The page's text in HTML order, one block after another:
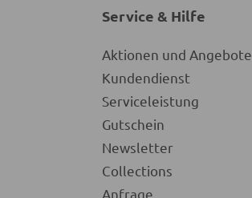
Service & Hilfe
Aktionen und Angebote
Kundendienst
Serviceleistung
Gutschein
Newsletter
Collections
Anfrage